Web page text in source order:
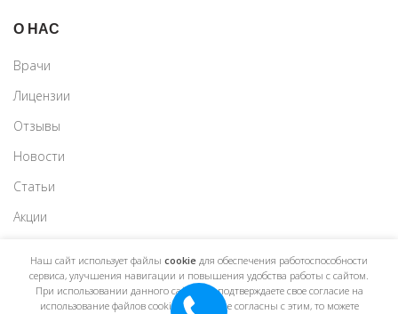
О НАС
Врачи
Лицензии
Отзывы
Новости
Статьи
Акции
Наш сайт использует файлы cookie для обеспечения работоспособности
сервиса, улучшения навигации и повышения удобства работы с сайтом.
При использовании данного сайта, вы подтверждаете свое согласие на
использование файлов cookie. Если вы не согласны с этим, то можете